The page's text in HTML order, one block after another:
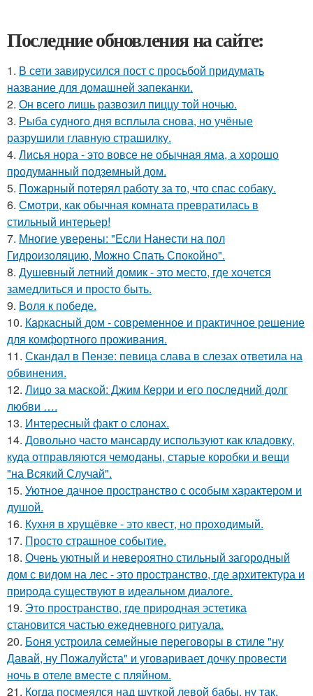
Последние обновления на сайте:
1. В сети завирусился пост с просьбой придумать
название для домашней запеканки.
2. Он всего лишь развозил пиццу той ночью.
3. Рыба судного дня всплыла снова, но учёные
разрушили главную страшилку.
4. Лисья нора - это вовсе не обычная яма, а хорошо
продуманный подземный дом.
5. Пожарный потерял работу за то, что спас собаку.
6. Смотри, как обычная комната превратилась в
стильный интерьер!
7. Многие уверены: "Если Нанести на пол
Гидроизоляцию, Можно Спать Спокойно".
8. Душевный летний домик - это место, где хочется
замедлиться и просто быть.
9. Воля к победе.
10. Каркасный дом - современное и практичное решение
для комфортного проживания.
11. Скандал в Пензе: певица слава в слезах ответила на
обвинения.
12. Лицо за маской: Джим Керри и его последний долг
любви ….
13. Интересный факт о слонах.
14. Довольно часто мансарду используют как кладовку,
куда отправляются чемоданы, старые коробки и вещи
"на Всякий Случай".
15. Уютное дачное пространство с особым характером и
душой.
16. Кухня в хрущёвке - это квест, но проходимый.
17. Просто страшное событие.
18. Очень уютный и невероятно стильный загородный
дом с видом на лес - это пространство, где архитектура и
природа существуют в идеальном диалоге.
19. Это пространство, где природная эстетика
становится частью ежедневного ритуала.
20. Боня устроила семейные переговоры в стиле "ну
Давай, ну Пожалуйста" и уговаривает дочку провести
ночь в отеле вместе с пляйном.
21. Когда посмеялся над шуткой левой бабы, ну так,